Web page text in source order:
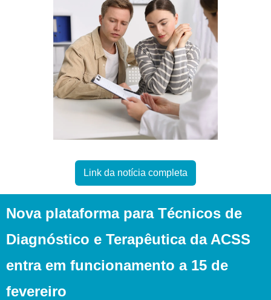
Link da notícia completa
Nova plataforma para Técnicos de
Diagnóstico e Terapêutica da ACSS
entra em funcionamento a 15 de
fevereiro